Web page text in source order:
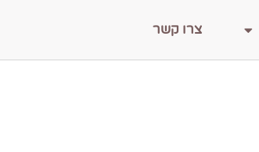
צרו קשר